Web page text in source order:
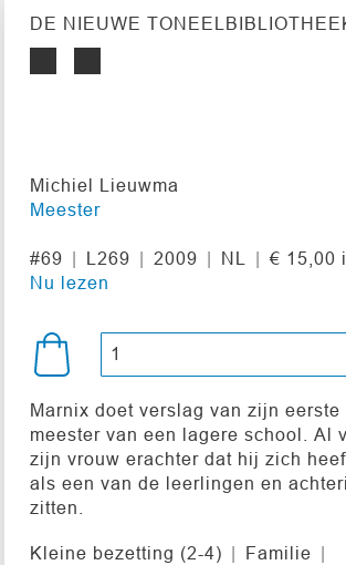
DE NIEUWE
Michiel Lieuwma
Meester
#69 L269 2009 NL
€ 15,00
Nu lezen
Marnix doet verslag van zijn eerste
meester van een lagere school. Al
zijn vrouw erachter dat hij zich
als een van de leerlingen en
zitten.
Kleine bezetting (2-4)
Familie